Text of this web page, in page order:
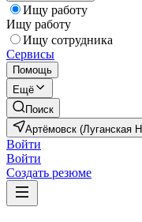
Ищу работу
Ищу работу
Ищу сотрудника
Сервисы
Помощь
Ещё
Поиск
Артёмовск (Луганская
Войти
Войти
Создать резюме